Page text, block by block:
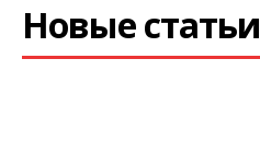
Новые статьи